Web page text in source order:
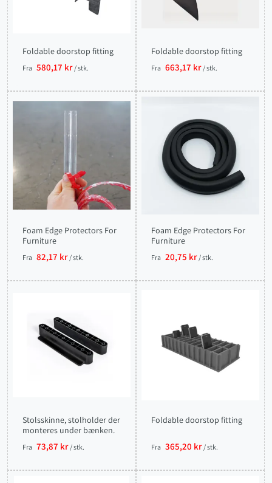
Foldable doorstop fitting
Fra 580,17 kr / stk.
Foldable doorstop fitting
Fra 663,17 kr / stk.
Foam Edge Protectors For
Furniture
Fra 82,17 kr / stk.
Foam Edge Protectors For
Furniture
Fra 20,75 kr / stk.
Stolsskinne, stolholder der
monteres under bænken.
Fra 73,87 kr / stk.
Foldable doorstop fitting
Fra 365,20 kr / stk.